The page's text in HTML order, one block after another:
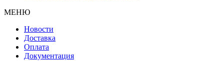
МЕНЮ
Новости
Доставка
Оплата
Документация